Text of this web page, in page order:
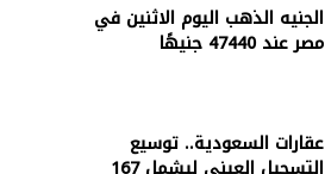
الجنيه الذهب اليوم الاثنين في
مصر عند 47440 جنيهًا
عقارات السعودية.. توسيع